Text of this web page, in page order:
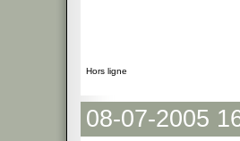
Hors ligne
08-07-2005